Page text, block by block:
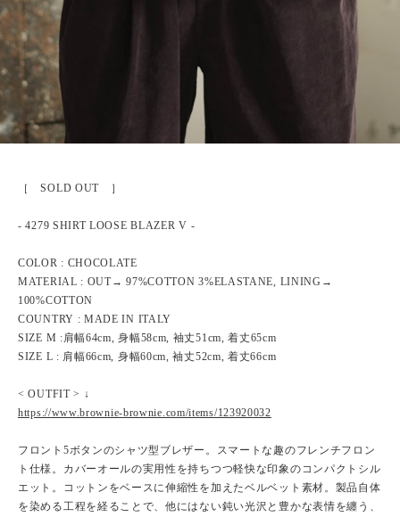
［ SOLD OUT ］
- 4279 SHIRT LOOSE BLAZER V -
COLOR : CHOCOLATE
MATERIAL : OUT→ 97%COTTON 3%ELASTANE, LINING→
100%COTTON
COUNTRY : MADE IN ITALY
SIZE M :肩幅64cm, 身幅58cm, 袖丈51cm, 着丈65cm
SIZE L : 肩幅66cm, 身幅60cm, 袖丈52cm, 着丈66cm
< OUTFIT > ↓
https://www.brownie-brownie.com/items/123920032
フロント5ボタンのシャツ型ブレザー。スマートな趣のフレンチフロン
ト仕様。カバーオールの実用性を持ちつつ軽快な印象のコンパクトシル
エット。コットンをベースに伸縮性を加えたベルベット素材。製品自体
を染める工程を経ることで、他にはない鈍い光沢と豊かな表情を纏う、